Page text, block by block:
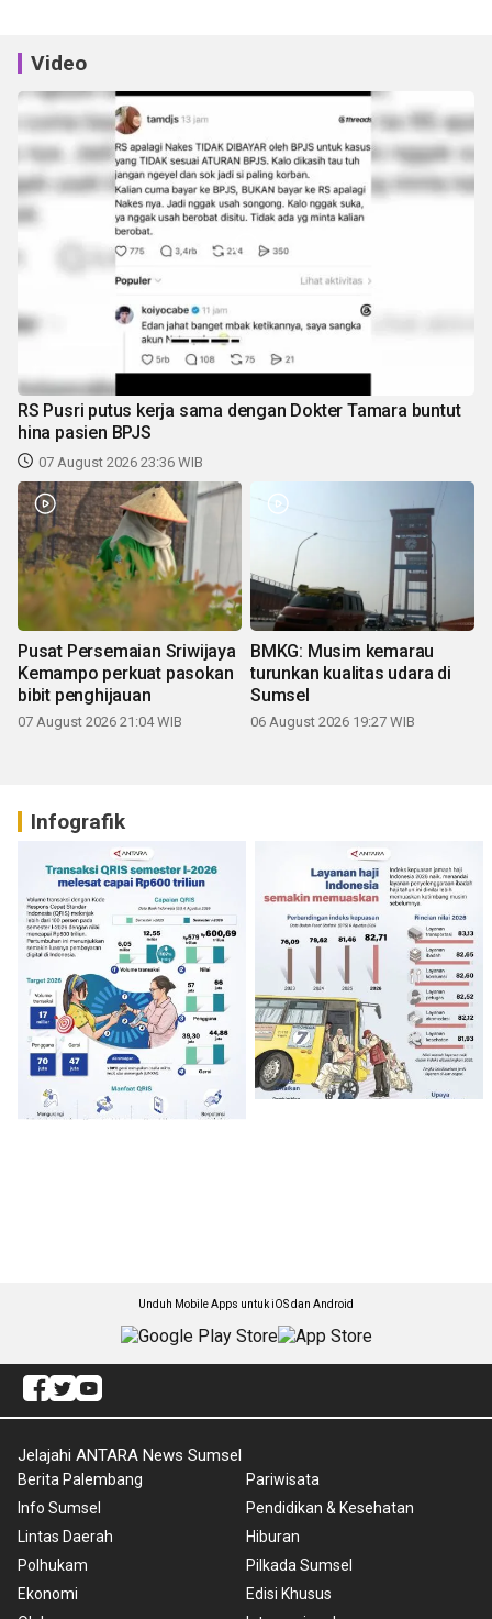
Video
RS Pusri putus kerja sama dengan Dokter Tamara buntut
hina pasien BPJS
07 August 2026 23:36 WIB
Pusat Persemaian Sriwijaya
Kemampo perkuat pasokan
bibit penghijauan
07 August 2026 21:04 WIB
BMKG: Musim kemarau
turunkan kualitas udara di
Sumsel
06 August 2026 19:27 WIB
Infografik
Unduh Mobile Apps untuk iOS dan Android
Jelajahi ANTARA News Sumsel
Berita Palembang
Info Sumsel
Lintas Daerah
Polhukam
Ekonomi
Pariwisata
Pendidikan & Kesehatan
Hiburan
Pilkada Sumsel
Edisi Khusus